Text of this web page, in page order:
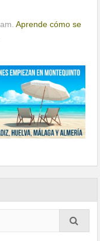
Aprende cómo se